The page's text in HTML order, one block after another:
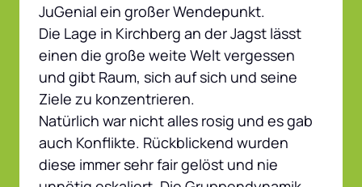
JuGenial ein großer Wendepunkt.
Die Lage in Kirchberg an der Jagst lässt
einen die große weite Welt vergessen
und gibt Raum, sich auf sich und seine
Ziele zu konzentrieren.
Natürlich war nicht alles rosig und es gab
auch Konflikte. Rückblickend wurden
diese immer sehr fair gelöst und nie